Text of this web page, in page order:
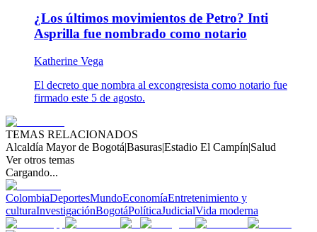
¿Los últimos movimientos de Petro? Inti
Asprilla fue nombrado como notario
Katherine Vega
El decreto que nombra al excongresista como notario fue
firmado este 5 de agosto.
TEMAS RELACIONADOS
Alcaldía Mayor de Bogotá|Basuras|Estadio El Campín|Salud
Ver otros temas
Cargando...
ColombiaDeportesMundoEconomíaEntretenimiento y
culturaInvestigaciónBogotáPolíticaJudicialVida moderna